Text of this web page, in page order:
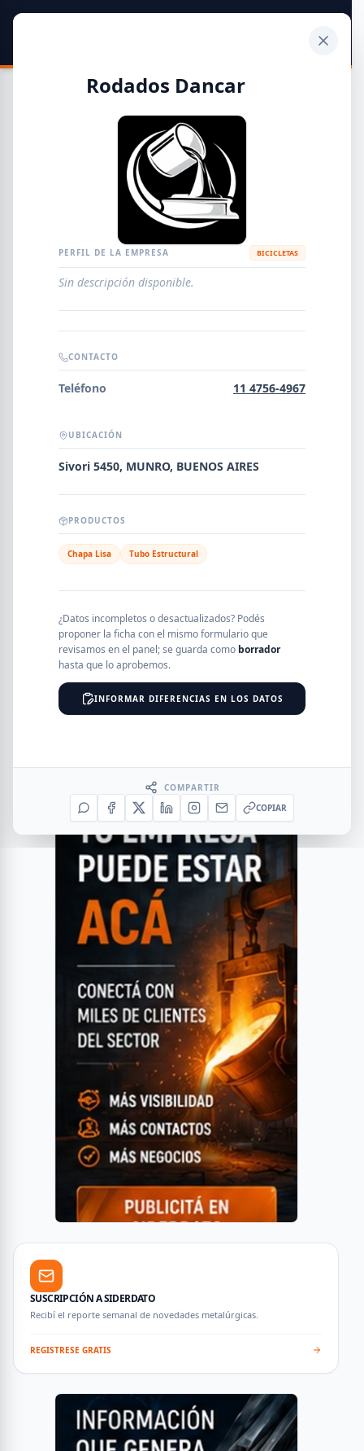
Guía de Empresas Metalúrgicas y Siderúrgicas
METALÚRGICAS
EMPRESAS AGREGAR EMPRESA
Error al cargar empresas.
NOMBRE
PROVINCIA
SUSCRIPCIÓN A SIDERDATO
Recibí el reporte semanal de novedades metalúrgicas.
REGISTRESE GRATIS
Rodados Dancar
PERFIL DE LA EMPRESA BICICLETAS
Sin descripción disponible.
CONTACTO
Teléfono 11 4756-4967
UBICACIÓN
Sivori 5450, MUNRO, BUENOS AIRES
PRODUCTOS
Chapa Lisa Tubo Estructural
¿Datos incompletos o desactualizados? Podés
proponer la ficha con el mismo formulario que
revisamos en el panel; se guarda como borrador
hasta que lo aprobemos.
INFORMAR DIFERENCIAS EN LOS DATOS
COMPARTIR
COPIAR